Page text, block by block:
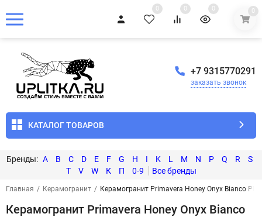
0 0 0 0
+7 9315770291
заказать звонок
КАТАЛОГ ТОВАРОВ
A B C D E F G H I K L M N P Q R
S
T
V W К П 0-9
Главная / Керамогранит / Керамогранит Primavera Honey Onyx Bianco
Керамогранит Primavera Honey Onyx Bianco